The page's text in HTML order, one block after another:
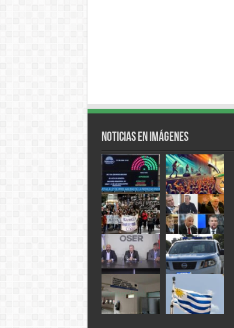
Noticias en Imágenes